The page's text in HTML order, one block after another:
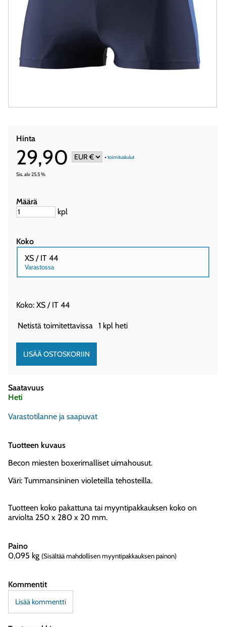
Hinta
29,90 +toimituskulut
Sis. alv 25.5 %
Määrä
kpl
Koko
XS / IT 44
Varastossa
Koko: XS / IT 44
Netistä toimitettavissa 1 kpl heti
Saatavuus
Heti
Varastotilanne ja saapuvat
Tuotteen kuvaus
Becon miesten boxerimalliset uimahousut.
Väri: Tummansininen violeteilla tehosteilla.
Tuotteen koko pakattuna tai myyntipakkauksen koko on
arviolta 250 x 280 x 20 mm.
Paino
0,095 kg (Sisältää mahdollisen myyntipakkauksen painon)
Kommentit
Lisää kommentti